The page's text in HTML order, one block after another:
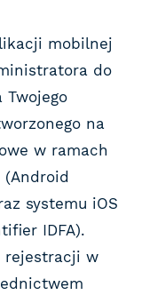
mobilnej
do
Twojego
na
w ramach
systemu iOS
IDFA).
rejestracji w